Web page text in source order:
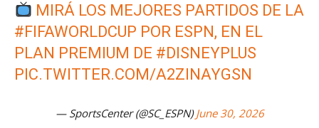
MIRÁ LOS MEJORES PARTIDOS DE LA
#FIFAWORLDCUP POR ESPN, EN EL
PLAN PREMIUM DE #DISNEYPLUS
PIC.TWITTER.COM/A2ZINAYGSN
— SportsCenter (@SC_ESPN)June 30, 2026